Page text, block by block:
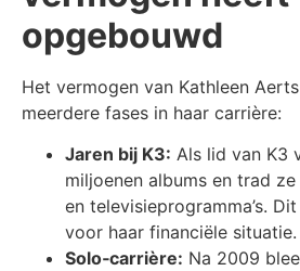
opgebouwd
Het vermogen van Kathleen
meerdere fases in haar carrière:
Jaren bij K3: Als lid van K3
miljoenen albums en trad
en televisieprogramma’s.
voor haar financiële situatie.
Solo‑carrière: Na 2009